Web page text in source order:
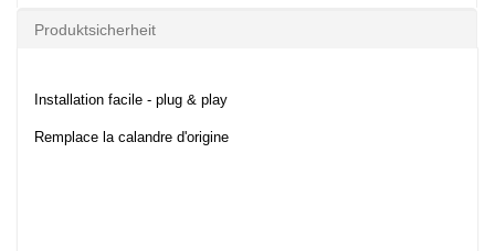
Produktsicherheit
Installation facile - plug & play
Remplace la calandre d'origine